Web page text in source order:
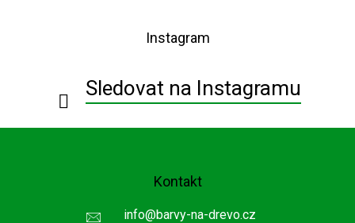
Instagram
Sledovat na Instagramu
Kontakt
info@barvy-na-drevo.cz